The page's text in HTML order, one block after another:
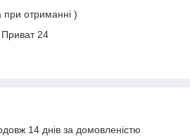
при отриманні )
24
14 днів за домовленістю